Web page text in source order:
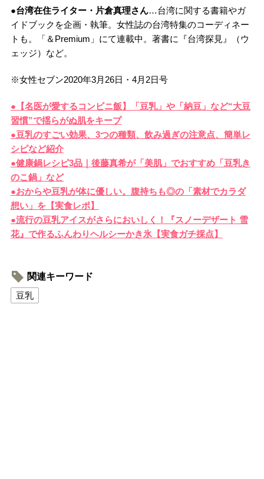
●台湾在住ライター・片倉真理さん…台湾に関する書籍やガ
イドブックを企画・執筆。女性誌の台湾特集のコーディネー
トも。「＆Premium」にて連載中。著書に『台湾探見』（ウ
ェッジ）など。
※女性セブン2020年3月26日・4月2日号
●【名医が愛するコンビニ飯】「豆乳」や「納豆」など“大豆
習慣”で揺らがぬ肌をキープ
●豆乳のすごい効果、3つの種類、飲み過ぎの注意点、簡単レ
シピなど紹介
●健康鍋レシピ3品｜後藤真希が「美肌」でおすすめ「豆乳き
のこ鍋」など
●おからや豆乳が体に優しい。腹持ちも◎の「素材でカラダ
想い」を【実食レポ】
●流行の豆乳アイスがさらにおいしく！『スノーデザート 雪
花』で作るふんわりヘルシーかき氷【実食ガチ採点】
関連キーワード
豆乳